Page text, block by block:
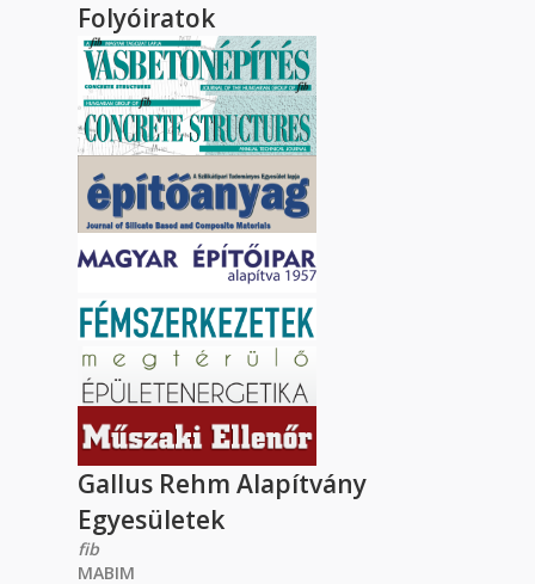
Folyóiratok
Gallus Rehm Alapítvány
Egyesületek
fib
MABIM